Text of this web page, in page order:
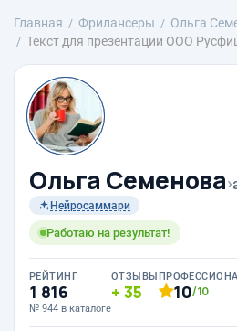
Главная Фрилансеры Ольга
Текст для презентации ООО
Ольга Семенова›
Нейросаммари
Работаю на результат!
РЕЙТИНГ
1 816
№ 944 в каталоге
ОТЗЫВЫ
35 10/10